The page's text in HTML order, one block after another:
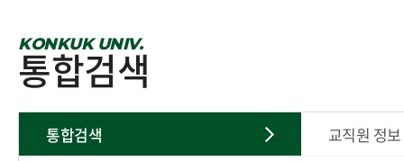
KONKUK UNIV.
통합검색
통합검색
교직원 정보